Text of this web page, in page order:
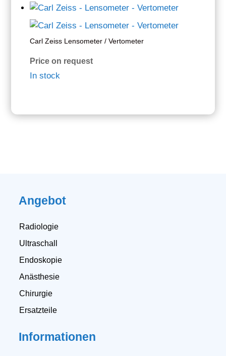
Carl Zeiss Lensometer / Vertometer
Price on request
In stock
Angebot
Radiologie
Ultraschall
Endoskopie
Anästhesie
Chirurgie
Ersatzteile
Informationen